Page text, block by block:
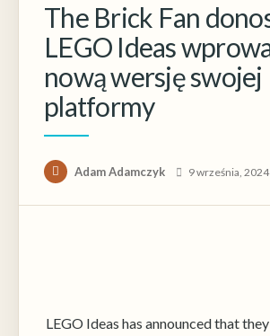
The Brick Fan
LEGO Ideas
nową wersję swojej
platformy
Adam Adamczyk 9 września, 2024
LEGO Ideas has announced that
Konieczne
Te pliki cookie
nie są
opcjonalne. Są
one potrzebne
funkcjonowania
internetowej.
funkcjonalność